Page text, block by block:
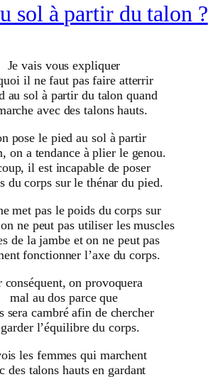
sol à partir du talon ?
Je vais vous expliquer
il ne faut pas faire atterrir
au sol à partir du talon quand
avec des talons hauts.
pose le pied au sol à partir
on a tendance à plier le genou.
il est incapable de poser
du corps sur le thénar du pied.
met pas le poids du corps sur
ne peut pas utiliser les muscles
de la jambe et on ne peut pas
fonctionner l’axe du corps.
conséquent, on provoquera
mal au dos parce que
sera cambré afin de chercher
l’équilibre du corps.
les femmes qui marchent
des talons hauts en gardant